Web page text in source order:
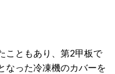
こともあり、第2甲板で
なった冷凍機のカバーを